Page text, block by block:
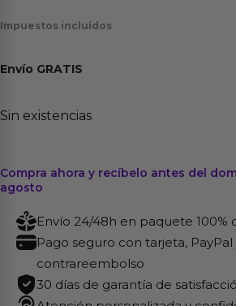
Impuestos incluídos
Envío GRATIS
Sin existencias
Compra ahora y recíbelo antes del
agosto
Envío 24/48h en paquete 100%
Pago seguro con tarjeta, PayPal
contrareembolso
30 días de garantía de